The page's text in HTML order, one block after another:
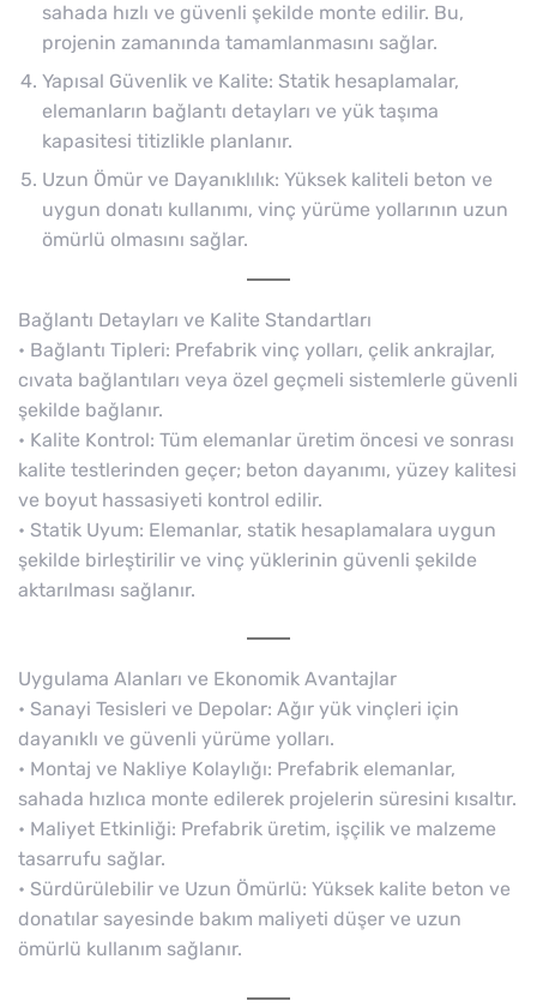
sahada hızlı ve güvenli şekilde monte edilir. Bu,
projenin zamanında tamamlanmasını sağlar.
Yapısal Güvenlik ve Kalite: Statik hesaplamalar,
elemanların bağlantı detayları ve yük taşıma
kapasitesi titizlikle planlanır.
Uzun Ömür ve Dayanıklılık: Yüksek kaliteli beton ve
uygun donatı kullanımı, vinç yürüme yollarının uzun
ömürlü olmasını sağlar.
Bağlantı Detayları ve Kalite Standartları
• Bağlantı Tipleri: Prefabrik vinç yolları, çelik ankrajlar,
cıvata bağlantıları veya özel geçmeli sistemlerle güvenli
şekilde bağlanır.
• Kalite Kontrol: Tüm elemanlar üretim öncesi ve sonrası
kalite testlerinden geçer; beton dayanımı, yüzey kalitesi
ve boyut hassasiyeti kontrol edilir.
• Statik Uyum: Elemanlar, statik hesaplamalara uygun
şekilde birleştirilir ve vinç yüklerinin güvenli şekilde
aktarılması sağlanır.
Uygulama Alanları ve Ekonomik Avantajlar
• Sanayi Tesisleri ve Depolar: Ağır yük vinçleri için
dayanıklı ve güvenli yürüme yolları.
• Montaj ve Nakliye Kolaylığı: Prefabrik elemanlar,
sahada hızlıca monte edilerek projelerin süresini kısaltır.
• Maliyet Etkinliği: Prefabrik üretim, işçilik ve malzeme
tasarrufu sağlar.
• Sürdürülebilir ve Uzun Ömürlü: Yüksek kalite beton ve
donatılar sayesinde bakım maliyeti düşer ve uzun
ömürlü kullanım sağlanır.